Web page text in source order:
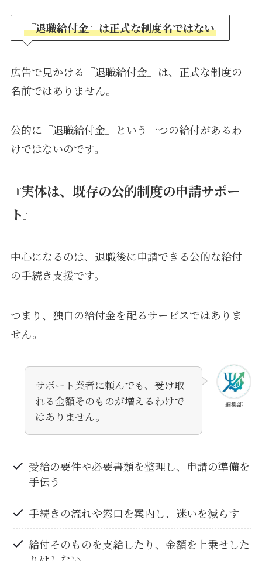
『退職給付金』は正式な制度名ではない
広告で見かける『退職給付金』は、正式な制度の
名前ではありません。
公的に『退職給付金』という一つの給付があるわ
けではないのです。
『実体は、既存の公的制度の申請サポー
ト』
中心になるのは、退職後に申請できる公的な給付
の手続き支援です。
つまり、独自の給付金を配るサービスではありま
せん。
編集部
サポート業者に頼んでも、受け取
れる金額そのものが増えるわけで
はありません。
受給の要件や必要書類を整理し、申請の準備を
手伝う
手続きの流れや窓口を案内し、迷いを減らす
給付そのものを支給したり、金額を上乗せした